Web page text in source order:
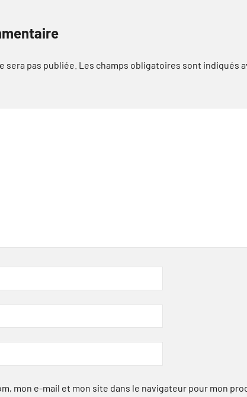
sera pas publiée. Les champs obligatoires sont indiqués
mon e-mail et mon site dans le navigateur pour mon